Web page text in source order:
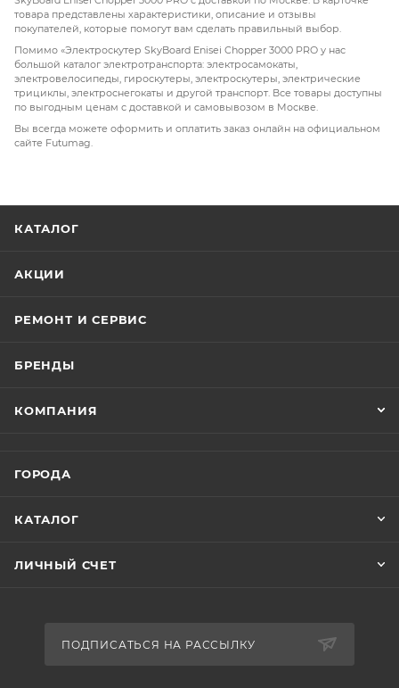
товара представлены характеристики, описание и отзывы
покупателей, которые помогут вам сделать правильный выбор.
Помимо «Электроскутер SkyBoard Enisei Chopper 3000 PRO у нас
большой каталог электротранспорта: электросамокаты,
электровелосипеды, гироскутеры, электроскутеры, электрические
трициклы, электроснегокаты и другой транспорт. Все товары доступны
по выгодным ценам с доставкой и самовывозом в Москве.
Вы всегда можете оформить и оплатить заказ онлайн на официальном
сайте Futumag.
КАТАЛОГ
АКЦИИ
РЕМОНТ И СЕРВИС
БРЕНДЫ
КОМПАНИЯ
ГОРОДА
КАТАЛОГ
ЛИЧНЫЙ СЧЕТ
ПОДПИСАТЬСЯ НА РАССЫЛКУ